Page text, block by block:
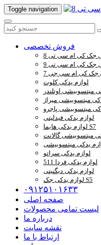
Toggle navigation
فروش تخصصی
جک کی ام سی تی 8
جک کی ام سی تی 9
جک کی ام سی جی 7
لوازم یدکی کلوت
میتسوبیشی اوتلندر
میتسوبیشی میراژ
میتسوبیشی پاجرو
لوازم یدکی فیدلیتی
لوازم یدکی هایما S7
میتسوبیشی گالانت
لوازم یدکی سراتو
لوازم یدکی فردا 511
لوازم یدکی دیگنیتی
لوازم یدکی جک S5
۰۹۱۲۵۱۰۱۶۳۳
صفحه اصلی
لیست تمامی محصولات
درباره ما
نقشه سایت
ارتباط با ما